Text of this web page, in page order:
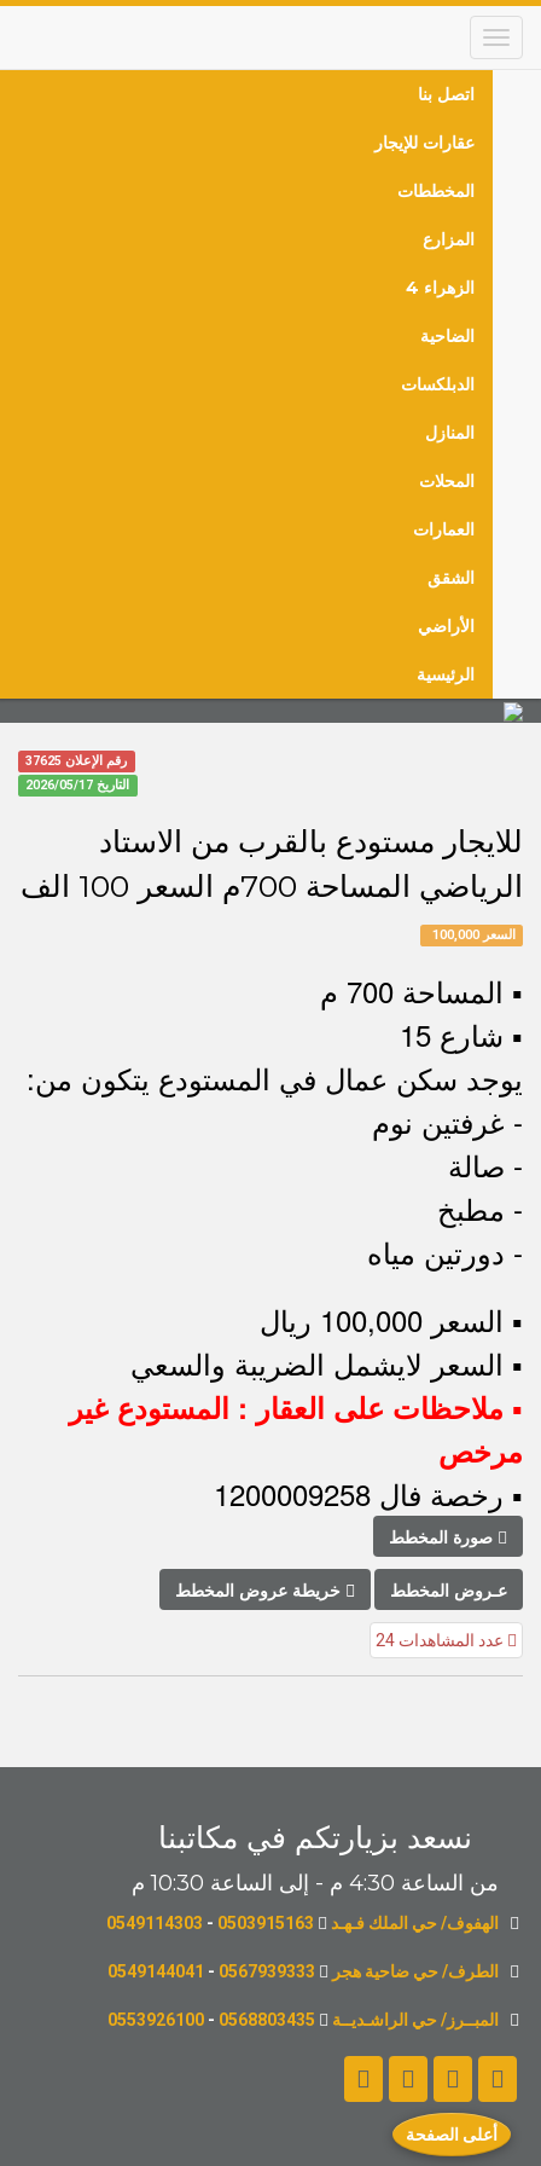
Skip
main
navigation
اتصل بنا
عقارات للإيجار
المخططات
المزارع
الزهراء 4
الضاحية
الدبلكسات
المنازل
المحلات
العمارات
الشقق
الأراضي
الرئيسية
رقم الإعلان 37625
التاريخ 2026/05/17
للايجار مستودع بالقرب من الاستاد
الرياضي المساحة 700م السعر 100 الف
السعر 100,000
▪︎ المساحة 700 م
▪︎ شارع 15
يوجد سكن عمال في المستودع يتكون من:
- غرفتين نوم
- صالة
- مطبخ
- دورتين مياه
▪︎ السعر 100,000 ريال
▪︎ السعر لايشمل الضريبة والسعي
▪︎ ملاحظات على العقار : المستودع غير
مرخص
▪︎ رخصة فال 1200009258
صورة المخطط
عـروض المخطط خريطة عروض المخطط
عدد المشاهدات 24
نسعد بزيارتكم في مكاتبنا
من الساعة 4:30 م - إلى الساعة 10:30 م
الهفوف/ حي الملك فـهـد 0503915163
-
0549114303
الطرف/ حي ضاحية هجر 0567939333
-
0549144041
المبــرز/ حي الراشـديــة 0568803435
-
0553926100
أعلى الصفحة